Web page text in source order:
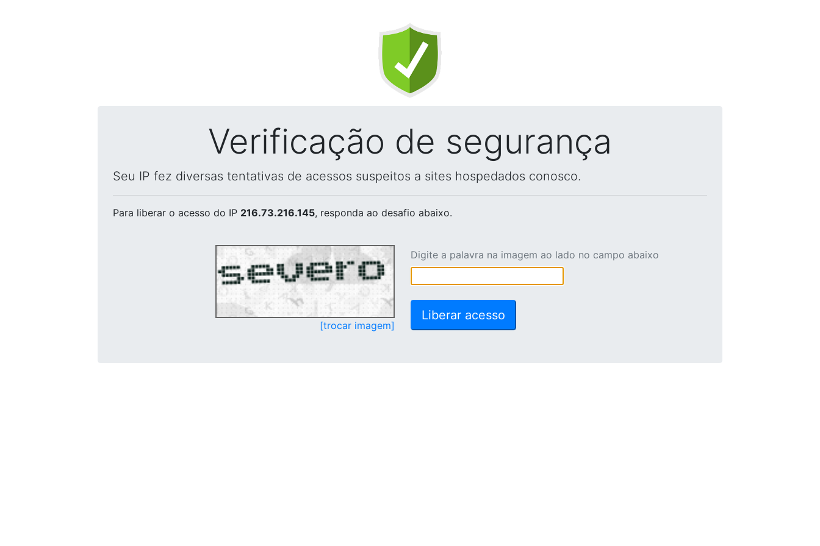
Verificação de segurança
Seu IP fez diversas tentativas de acessos suspeitos a sites hospedados conosco.
Para liberar o acesso do IP 216.73.216.145, responda ao desafio abaixo.
[trocar imagem]
Digite a palavra na imagem ao lado no campo abaixo